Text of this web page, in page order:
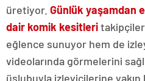
üretiyor. Günlük yaşamdan
dair komik kesitleri
eğlence sunuyor hem de
videolarında görmelerini
üslubuyla izleyicilerine